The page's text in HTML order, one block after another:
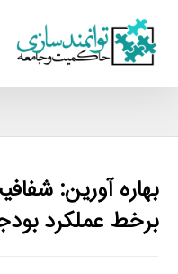
بهاره آورین:
برخط عملکرد